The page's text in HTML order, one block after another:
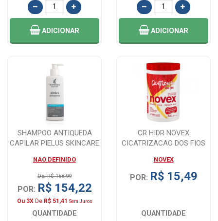
ADICIONAR ADICIONAR
SHAMPOO ANTIQUEDA
CAPILAR PIELUS SKINCARE
NAO DEFINIDO
DE: R$ 158,99
POR: R$ 154,22
Ou 3XDe R$ 51,41 Sem Juros
QUANTIDADE
CR HIDR NOVEX
CICATRIZACAO DOS FIOS
NOVEX
POR: R$ 15,49
QUANTIDADE